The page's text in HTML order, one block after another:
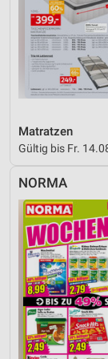
Matratzen
Gültig bis Fr.
NORMA
Messung der
Analyse von
Quellen
Entwicklung
Verwendung
Verwendung
Geräte anhand
Informationen
Nicht-IAB-
Notwendig
Performance